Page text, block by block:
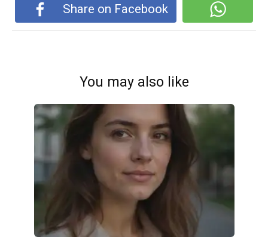
Share on Facebook
You may also like